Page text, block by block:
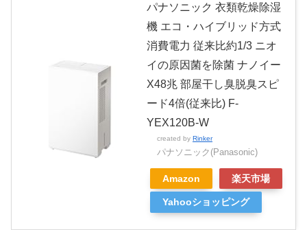
パナソニック 衣類乾燥除湿
機 エコ・ハイブリッド方式
消費電力 従来比約1/3 ニオ
イの原因菌を除菌 ナノイー
X48兆 部屋干し臭脱臭スピ
ード4倍(従来比) F-
YEX120B-W
created by Rinker
パナソニック(Panasonic)
Amazon 楽天市場
Yahooショッピング